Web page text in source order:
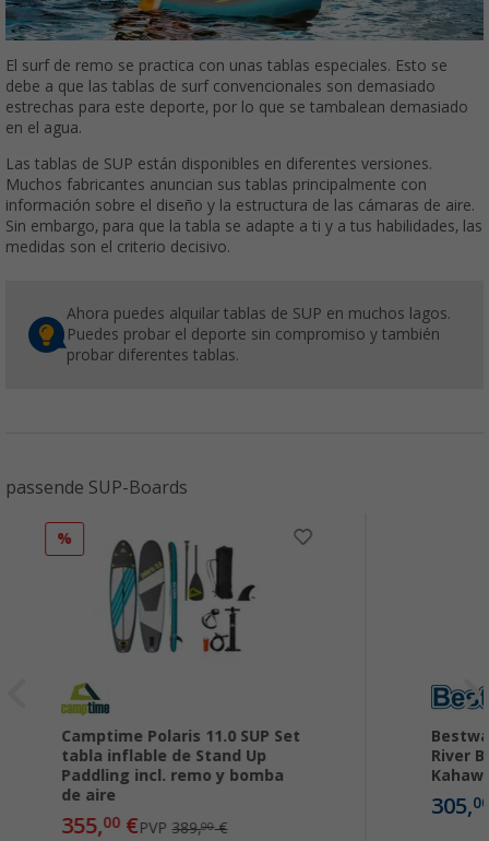
El surf de remo se practica con unas tablas especiales. Esto se
debe a que las tablas de surf convencionales son demasiado
estrechas para este deporte, por lo que se tambalean demasiado
en el agua.
Las tablas de SUP están disponibles en diferentes versiones.
Muchos fabricantes anuncian sus tablas principalmente con
información sobre el diseño y la estructura de las cámaras de aire.
Sin embargo, para que la tabla se adapte a ti y a tus habilidades, las
medidas son el criterio decisivo.
Ahora puedes alquilar tablas de SUP en muchos lagos.
Puedes probar el deporte sin compromiso y también
probar diferentes tablas.
passende SUP-Boards
%
Camptime Polaris 11.0 SUP Set
tabla inflable de Stand Up
Paddling incl. remo y bomba
de aire
355,00 €PVP389,00€
River
305,